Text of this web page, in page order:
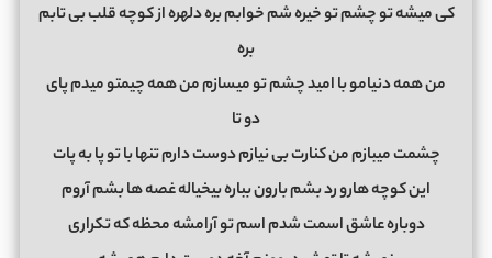
کی میشه تو چشم تو خیره شم خوابم بره دلهره از کوچه قلب بی تابم
بره
من همه دنیامو با امید چشم تو میسازم من همه چیمتو میدم پای
دو تا
چشمت میبازم من کنارت بی نیازم دوست دارم تنها با تو پا به پات
این کوچه هارو رد بشم بارون بباره بیخیاله غصه ها بشم آروم
دوباره عاشق اسمت شدم اسم تو آرامشه محظه که تکراری